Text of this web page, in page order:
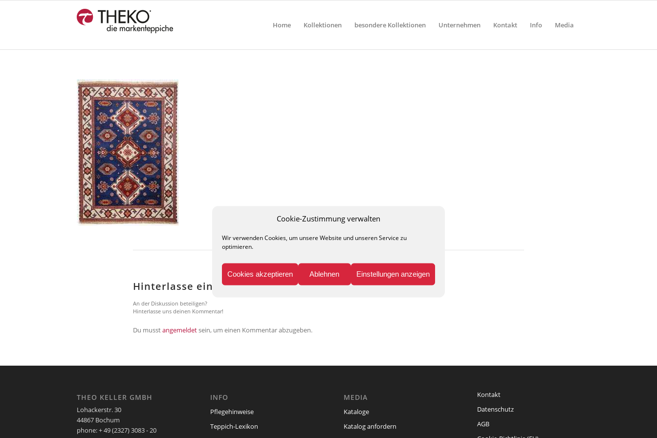
Cookie-Zustimmung verwalten
Wir verwenden Cookies, um unsere Website und unseren Service zu
optimieren.
Cookies akzeptieren Ablehnen Einstellungen anzeigen
Home Kollektionen besondere Kollektionen Unternehmen Kontakt Info Media
Hinterlasse einen Kommentar
An der Diskussion beteiligen?
Hinterlasse uns deinen Kommentar!
Du musstangemeldetsein, um einen Kommentar abzugeben.
THEO KELLER GMBH
Lohackerstr. 30
44867 Bochum
phone: + 49 (2327) 3083 - 20
INFO
Pflegehinweise
Teppich-Lexikon
MEDIA
Kataloge
Katalog anfordern
Kontakt
Datenschutz
AGB